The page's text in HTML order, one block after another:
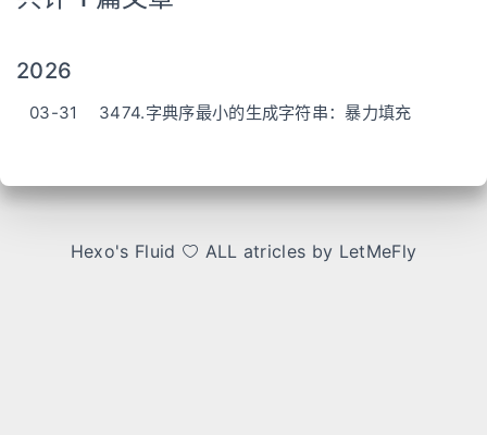
2026
03-31 3474.字典序最小的生成字符串：暴力填充
Hexo's Fluid ALL atricles by LetMeFly